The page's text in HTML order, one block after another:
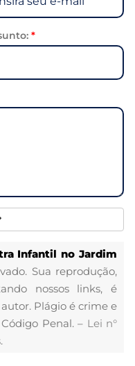
*
Infantil no Jardim
Sua reprodução,
nossos links, é
Plágio é crime e
Penal. – Lei n°
.